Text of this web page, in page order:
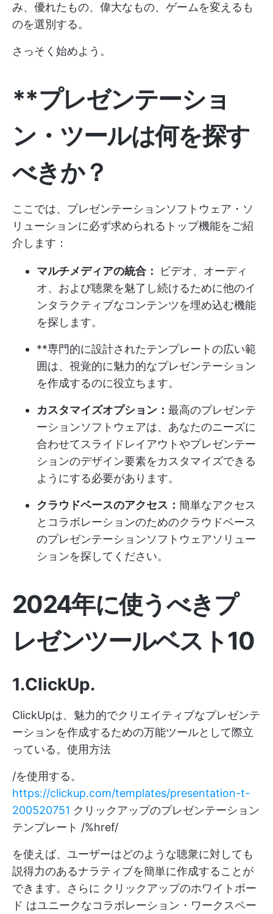
み、優れたもの、偉大なもの、ゲームを変えるも
のを選別する。
さっそく始めよう。
**プレゼンテーショ
ン・ツールは何を探す
べきか？
ここでは、プレゼンテーションソフトウェア・ソ
リューションに必ず求められるトップ機能をご紹
介します：
マルチメディアの統合：
ビデオ、オーディ
オ、および聴衆を魅了し続けるために他のイ
ンタラクティブなコンテンツを埋め込む機能
を探します。
**専門的に設計されたテンプレートの広い範
囲は、視覚的に魅力的なプレゼンテーション
を作成するのに役立ちます。
カスタマイズオプション： 最高のプレゼンテ
ーションソフトウェアは、あなたのニーズに
合わせてスライドレイアウトやプレゼンテー
ションのデザイン要素をカスタマイズできる
ようにする必要があります。
クラウドベースのアクセス： 簡単なアクセス
とコラボレーションのためのクラウドベース
のプレゼンテーションソフトウェアソリュー
ションを探してください。
2024年に使うべきプ
レゼンツールベスト10
1.ClickUp.
ClickUpは、魅力的でクリエイティブなプレゼンテ
ーションを作成するための万能ツールとして際立
っている。使用方法
/を使用する。
https://clickup.com/templates/presentation-t-
200520751 クリックアップのプレゼンテーション
テンプレート /%href/
を使えば、ユーザーはどのような聴衆に対しても
説得力のあるナラティブを簡単に作成することが
できます。さらに クリックアップのホワイトボー
ド はユニークなコラボレーション・ワークスペー